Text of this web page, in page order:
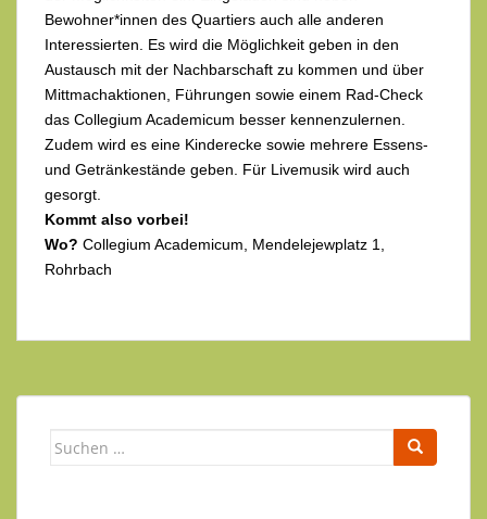
Bewohner*innen des Quartiers auch alle anderen
Interessierten. Es wird die Möglichkeit geben in den
Austausch mit der Nachbarschaft zu kommen und über
Mittmachaktionen, Führungen sowie einem Rad-Check
das Collegium Academicum besser kennenzulernen.
Zudem wird es eine Kinderecke sowie mehrere Essens-
und Getränkestände geben. Für Livemusik wird auch
gesorgt.
Kommt also vorbei!
Wo? Collegium Academicum, Mendelejewplatz 1,
Rohrbach
Suchen